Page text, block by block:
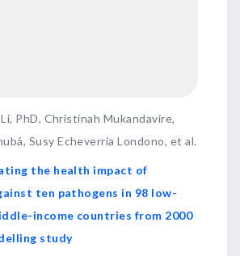
PhD, Christinah Mukandavire,
Susy Echeverria Londono, et al.
the health impact of
ten pathogens in 98 low-
income countries from 2000
study